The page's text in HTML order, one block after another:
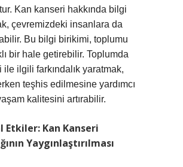
Kan kanseri hakkında bilgi
çevremizdeki insanlara da
Bu bilgi birikimi, toplumu
bir hale getirebilir. Toplumda
ile ilgili farkındalık yaratmak,
teşhis edilmesine yardımcı
kalitesini artırabilir.
Etkiler: Kan Kanseri
Yaygınlaştırılması